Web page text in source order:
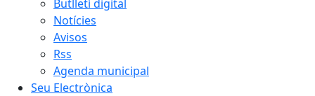
Butlletí digital
Notícies
Avisos
Rss
Agenda municipal
Seu Electrònica